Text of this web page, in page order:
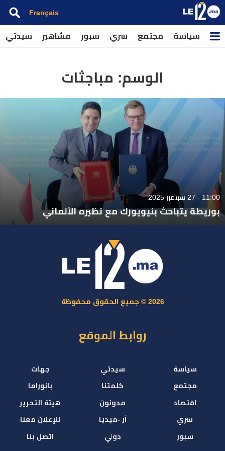
Français
سياسة مجتمع سري سبور مشاهير سيدتي
الوسم: مباجثات
11:00 - 27 سبتمبر 2025
بوريطة يتباحث بنيويورك مع نظيره الألماني
2026 © جميع الحقوق محفوظة
روابط الموقع
سياسة
مجتمع
اقتصاد
سري
سبور
سيدتي
كلمتنا
مدونون
آر -ميديا
دولي
جهات
بانوراما
هيئة التحرير
للإعلان معنا
اتصل بنا